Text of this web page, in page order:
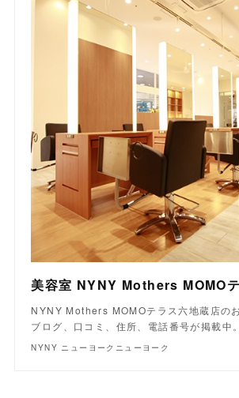
NYNY Mothers MOMOテラス六地蔵店のお
ブログ、口コミ、住所、電話番号が掲載
NYNY ニューヨークニューヨーク